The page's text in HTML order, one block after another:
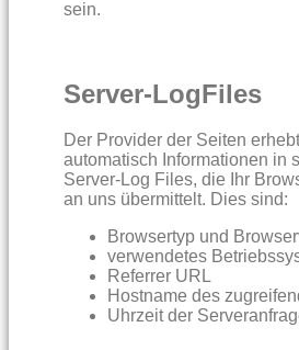
sein.
Server-LogFiles
Der Provider der Seiten
automatisch Informationen in
Server-Log Files, die Ihr
an uns übermittelt. Dies sind:
Browsertyp und
verwendetes
Referrer URL
Hostname des
Uhrzeit der